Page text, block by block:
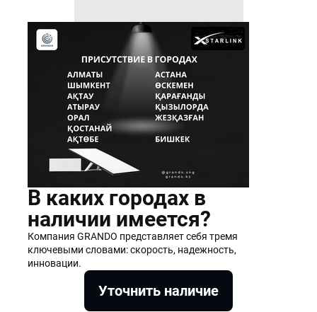
предприятий
ДЛЯ АВТО
Интернет в движении
в авто, поездах, вертолетах,
автобусах
В каких городах в
наличии имеется?
Компания GRANDO представляет себя тремя
ключевыми словами: скорость, надежность,
инновации.
Уточнить наличие